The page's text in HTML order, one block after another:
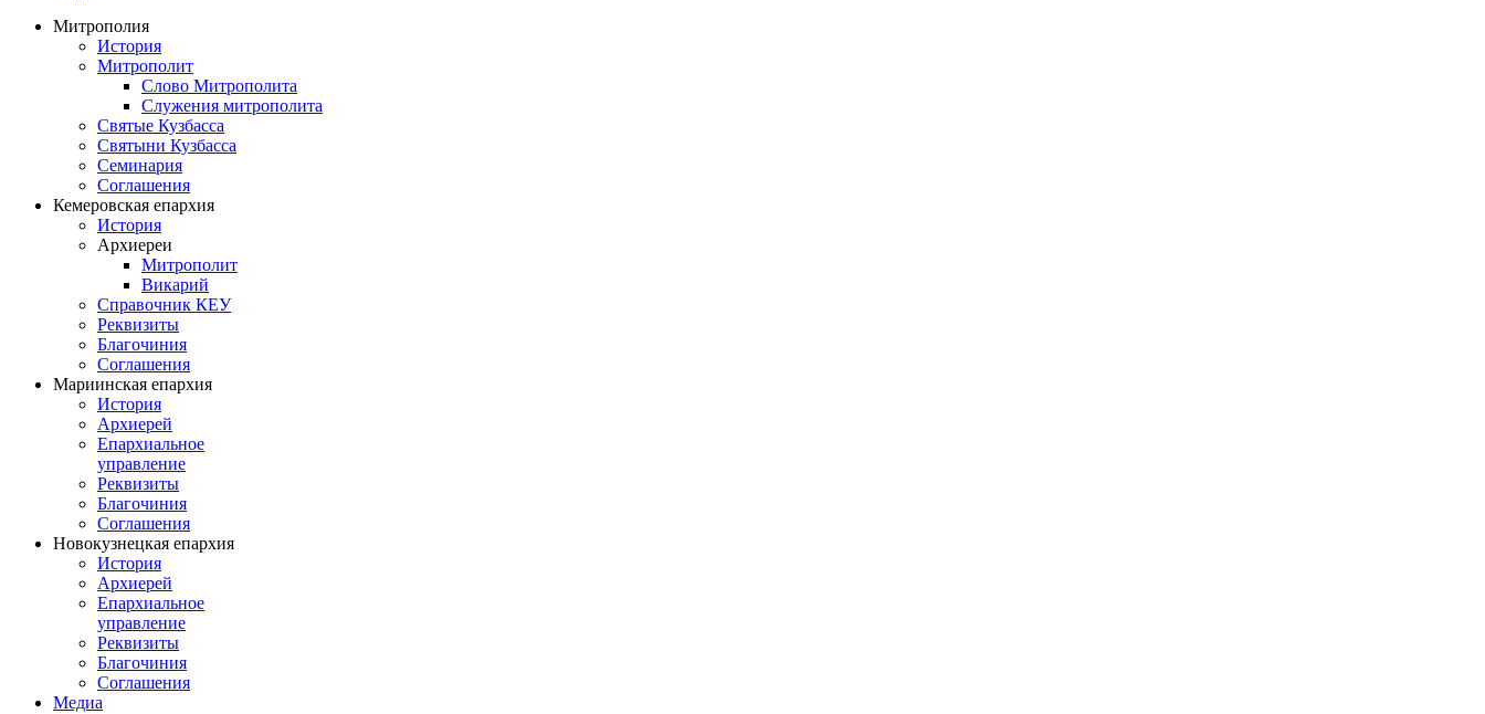
Митрополия
История
Митрополит
Слово Митрополита
Служения митрополита
Святые Кузбасса
Святыни Кузбасса
Семинария
Соглашения
Кемеровская епархия
История
Архиереи
Митрополит
Викарий
Справочник КЕУ
Реквизиты
Благочиния
Соглашения
Мариинская епархия
История
Архиерей
Епархиальное
управление
Реквизиты
Благочиния
Соглашения
Новокузнецкая епархия
История
Архиерей
Епархиальное
управление
Реквизиты
Благочиния
Соглашения
Медиа